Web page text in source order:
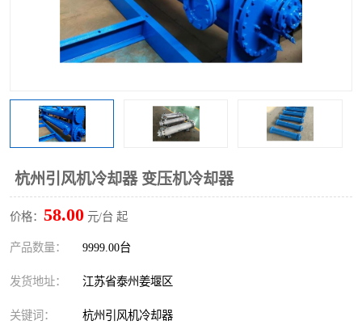
杭州引风机冷却器 变压机冷却器
价格： 58.00 元/台 起
产品数量： 9999.00台
发货地址： 江苏省泰州姜堰区
关键词： 杭州引风机冷却器